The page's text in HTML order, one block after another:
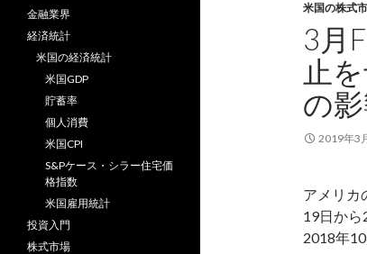
米国の株式
3月
止
の
2019年3
アメリカ
19日から
2018年
金融業界
経済統計
米国の経済統計
米国GDP
貯蓄率
個人消費
米国CPI
S&Pケース・シラー住宅価
格指数
米国雇用統計
投資入門
株式市場